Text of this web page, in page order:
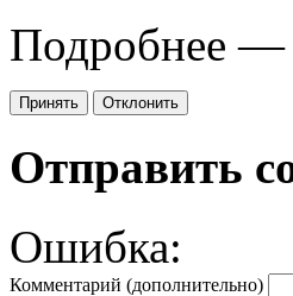
Подробнее —
Принять Отклонить
Отправить
Ошибка:
Комментарий (дополнительно)